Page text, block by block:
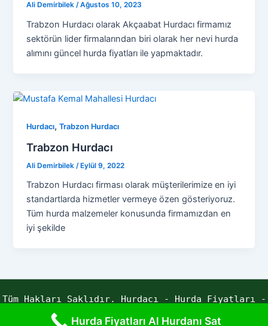
Ali Demirbilek/Ağustos 10, 2023
Trabzon Hurdacı olarak Akçaabat Hurdacı firmamız
sektörün lider firmalarından biri olarak her nevi hurda
alımını güncel hurda fiyatları ile yapmaktadır.
Hurdacı,Trabzon Hurdacı
Trabzon Hurdacı
Ali Demirbilek /Eylül 9, 2022
Trabzon Hurdacı firması olarak müşterilerimize en iyi
standartlarda hizmetler vermeye özen gösteriyoruz.
Tüm hurda malzemeler konusunda firmamızdan en
iyi şekilde
Tüm Hakları Saklıdır. Hurdacı - Hurda Fiyatları -
Yaren Hurda | Powered by ECE YAZILIM
Hurda Fiyatları Al Hurdanı Sat